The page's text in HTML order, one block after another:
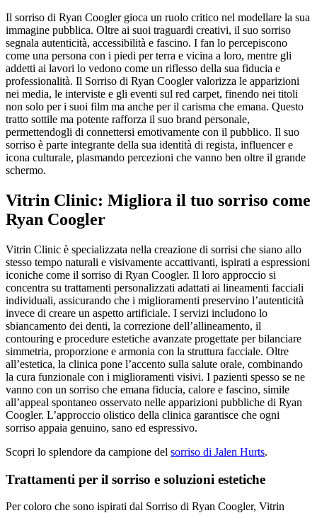
Il sorriso di Ryan Coogler gioca un ruolo critico nel modellare la sua
immagine pubblica. Oltre ai suoi traguardi creativi, il suo sorriso
segnala autenticità, accessibilità e fascino. I fan lo percepiscono
come una persona con i piedi per terra e vicina a loro, mentre gli
addetti ai lavori lo vedono come un riflesso della sua fiducia e
professionalità. Il Sorriso di Ryan Coogler valorizza le apparizioni
nei media, le interviste e gli eventi sul red carpet, finendo nei titoli
non solo per i suoi film ma anche per il carisma che emana. Questo
tratto sottile ma potente rafforza il suo brand personale,
permettendogli di connettersi emotivamente con il pubblico. Il suo
sorriso è parte integrante della sua identità di regista, influencer e
icona culturale, plasmando percezioni che vanno ben oltre il grande
schermo.
Vitrin Clinic: Migliora il tuo sorriso come
Ryan Coogler
Vitrin Clinic è specializzata nella creazione di sorrisi che siano allo
stesso tempo naturali e visivamente accattivanti, ispirati a espressioni
iconiche come il sorriso di Ryan Coogler. Il loro approccio si
concentra su trattamenti personalizzati adattati ai lineamenti facciali
individuali, assicurando che i miglioramenti preservino l’autenticità
invece di creare un aspetto artificiale. I servizi includono lo
sbiancamento dei denti, la correzione dell’allineamento, il
contouring e procedure estetiche avanzate progettate per bilanciare
simmetria, proporzione e armonia con la struttura facciale. Oltre
all’estetica, la clinica pone l’accento sulla salute orale, combinando
la cura funzionale con i miglioramenti visivi. I pazienti spesso se ne
vanno con un sorriso che emana fiducia, calore e fascino, simile
all’appeal spontaneo osservato nelle apparizioni pubbliche di Ryan
Coogler. L’approccio olistico della clinica garantisce che ogni
sorriso appaia genuino, sano ed espressivo.
Scopri lo splendore da campione del sorriso di Jalen Hurts.
Trattamenti per il sorriso e soluzioni estetiche
Per coloro che sono ispirati dal Sorriso di Ryan Coogler, Vitrin